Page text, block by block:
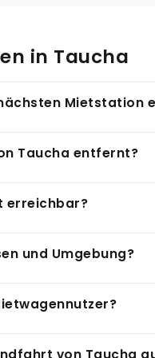
in Taucha
Mietstation
Flugplatz ist als
Taucha entfernt?
rund um
erreichbar?
und
und Umgebung?
und Kombis,
von Taucha